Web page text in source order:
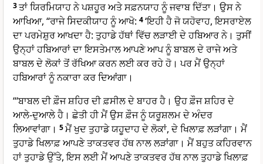
3ਤਾਂ ਯਿਰਮਿਯਾਹ ਨੇ ਪਸ਼ਹੂਰ ਅਤੇ ਸਫ਼ਨਯਾਹ ਨੂੰ ਜਵਾਬ ਦਿੱਤਾ। ਉਸ ਨੇ
ਆਖਿਆ, “ਰਾਜੇ ਸਿਦਕੀਯਾਹ ਨੂੰ ਆਖੋ: 4‘ਇਹੀ ਹੈ ਜੋ ਯਹੋਵਾਹ, ਇਸਰਾਏਲ
ਦਾ ਪਰਮੇਸ਼ੁਰ ਆਖਦਾ ਹੈ: ਤੁਹਾਡੇ ਹੱਥਾਂ ਵਿੱਚ ਲੜਾਈ ਦੇ ਹਬਿਆਰ ਨੇ। ਤੁਸੀਂ
ਉਨ੍ਹਾਂ ਹਬਿਆਰਾਂ ਦਾ ਇਸਤੇਮਾਲ ਆਪਣੇ ਆਪ ਨੂੰ ਬਾਬਲ ਦੇ ਰਾਜੇ ਅਤੇ
ਬਾਬਲ ਦੇ ਲੋਕਾਂ ਤੋਂ ਰੱਖਿਆ ਕਰਨ ਲਈ ਕਰ ਰਹੇ ਹੋ। ਪਰ ਮੈਂ ਉਨ੍ਹਾਂ
ਹਬਿਆਰਾਂ ਨੂੰ ਨਕਾਰਾ ਕਰ ਦਿਆਂਗਾ।
“‘ਬਾਬਲ ਦੀ ਫ਼ੌਜ ਸ਼ਹਿਰ ਦੀ ਫ਼ਸੀਲ ਦੇ ਬਾਹਰ ਹੈ। ਉਹ ਫ਼ੌਜ ਸ਼ਹਿਰ ਦੇ
ਆਲੇ-ਦੁਆਲੇ ਹੈ। ਛੇਤੀ ਹੀ ਮੈਂ ਉਸ ਫ਼ੌਜ ਨੂੰ ਯਰੂਸ਼ਲਮ ਦੇ ਅੰਦਰ
ਲਿਆਵਾਂਗਾ। 5ਮੈਂ ਖੁਦ ਤੁਹਾਡੇ ਯਹੂਦਾਹ ਦੇ ਲੋਕਾਂ, ਦੇ ਖਿਲਾਫ਼ ਲੜਾਂਗਾ। ਮੈਂ
ਤੁਹਾਡੇ ਖਿਲਾਫ਼ ਆਪਣੇ ਤਾਕਤਵਰ ਹੱਥ ਨਾਲ ਲੜਾਂਗਾ। ਮੈਂ ਬਹੁਤ ਕਹਿਰਵਾਨ
ਹਾਂ ਤੁਹਾਡੇ ਉੱਤੇ, ਇਸ ਲਈ ਮੈਂ ਆਪਣੇ ਤਾਕਤਵਰ ਹੱਥ ਨਾਲ ਤੁਹਾਡੇ ਖਿਲਾਫ਼